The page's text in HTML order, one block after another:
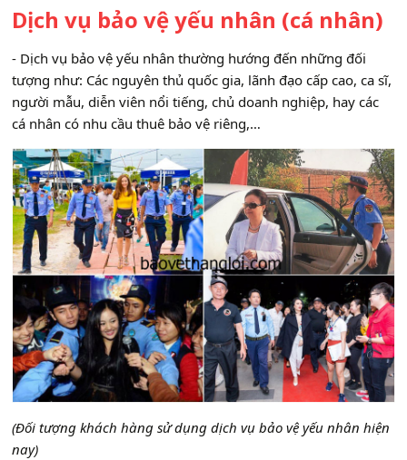
Dịch vụ bảo vệ yếu nhân (cá nhân)
- Dịch vụ bảo vệ yếu nhân thường hướng đến những đối
tượng như: Các nguyên thủ quốc gia, lãnh đạo cấp cao, ca sĩ,
người mẫu, diễn viên nổi tiếng, chủ doanh nghiệp, hay các
cá nhân có nhu cầu thuê bảo vệ riêng,…
(Đối tượng khách hàng sử dụng dịch vụ bảo vệ yếu nhân hiện
nay)